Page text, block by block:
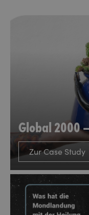
Global 2000
Zur Case Study